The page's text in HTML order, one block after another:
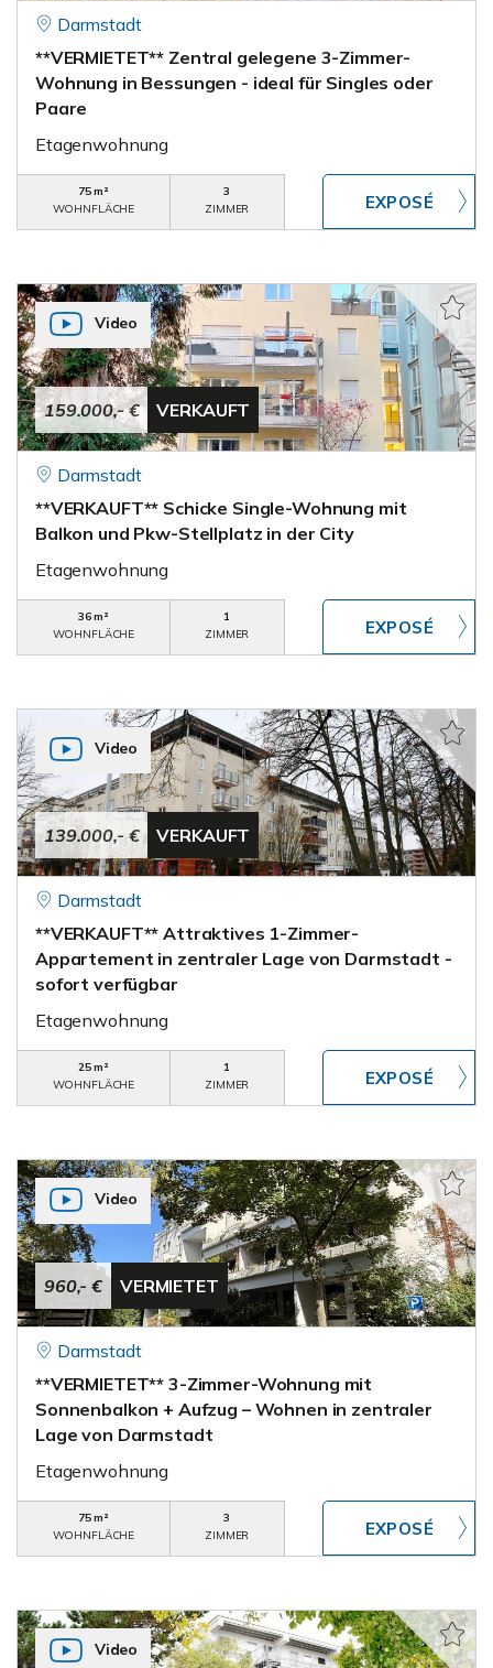
Darmstadt
**VERMIETET** Zentral gelegene 3-Zimmer-
Wohnung in Bessungen - ideal für Singles oder
Paare
Etagenwohnung
75 m²
WOHNFLÄCHE
3
ZIMMER
159.000,- € VERKAUFT
Video
Darmstadt
**VERKAUFT** Schicke Single-Wohnung mit
Balkon und Pkw-Stellplatz in der City
Etagenwohnung
36 m²
WOHNFLÄCHE
1
ZIMMER
139.000,- € VERKAUFT
Video
Darmstadt
**VERKAUFT** Attraktives 1-Zimmer-
Appartement in zentraler Lage von Darmstadt -
sofort verfügbar
Etagenwohnung
25 m²
WOHNFLÄCHE
1
ZIMMER
960,- € VERMIETET
Video
Darmstadt
**VERMIETET** 3-Zimmer-Wohnung mit
Sonnenbalkon + Aufzug – Wohnen in zentraler
Lage von Darmstadt
Etagenwohnung
75 m²
WOHNFLÄCHE
3
ZIMMER
Video